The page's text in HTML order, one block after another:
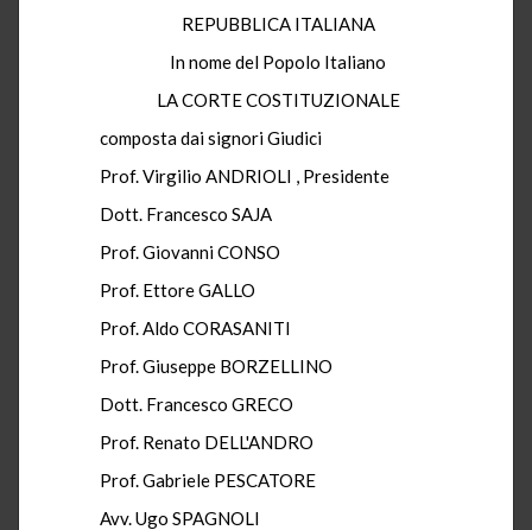
REPUBBLICA ITALIANA
In nome del Popolo Italiano
LA CORTE COSTITUZIONALE
composta dai signori Giudici
Prof. Virgilio ANDRIOLI , Presidente
Dott. Francesco SAJA
Prof. Giovanni CONSO
Prof. Ettore GALLO
Prof. Aldo CORASANITI
Prof. Giuseppe BORZELLINO
Dott. Francesco GRECO
Prof. Renato DELL'ANDRO
Prof. Gabriele PESCATORE
Avv. Ugo SPAGNOLI